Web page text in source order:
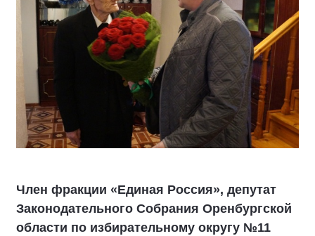
Член фракции «Единая Россия», депутат
Законодательного Собрания Оренбургской
области по избирательному округу №11